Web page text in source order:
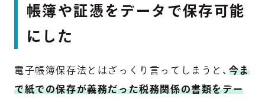
帳簿や証憑をデータで保存可能
にした
電子帳簿保存法とはざっくり言ってしまうと、 今ま
で紙での保存が義務だった税務関係の書類をデー